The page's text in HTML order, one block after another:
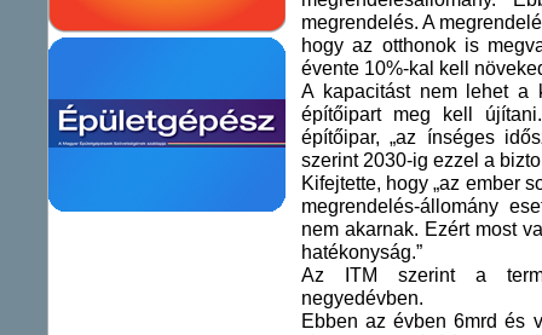
megrendelés. A
hogy az otthonok is
évente 10%-kal kell
A kapacitást nem lehet a
építőipart meg kell
építőipar, „az ínséges
szerint 2030-ig ezzel a
Kifejtette, hogy „az ember
megrendelés-állomány
nem akarnak. Ezért most
hatékonyság.”
Az ITM szerint a
negyedévben.
Ebben az évben 6mrd és